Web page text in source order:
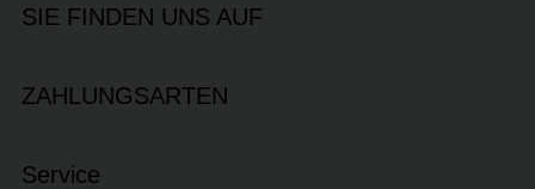
SIE FINDEN UNS AUF
ZAHLUNGSARTEN
Service